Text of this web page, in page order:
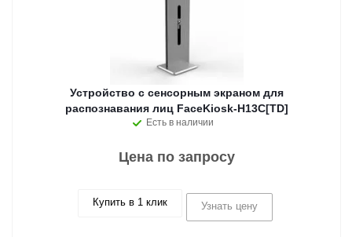
Устройство с сенсорным экраном для
распознавания лиц FaceKiosk-H13C[TD]
Есть в наличии
Цена по запросу
Купить в 1 клик Узнать цену